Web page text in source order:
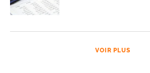
VOIR PLUS